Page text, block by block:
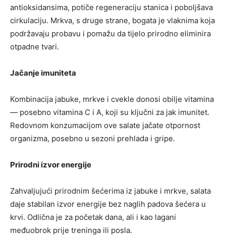
antioksidansima, potiče regeneraciju stanica i poboljšava
cirkulaciju. Mrkva, s druge strane, bogata je vlaknima koja
podržavaju probavu i pomažu da tijelo prirodno eliminira
otpadne tvari.
Jačanje imuniteta
Kombinacija jabuke, mrkve i cvekle donosi obilje vitamina
— posebno vitamina C i A, koji su ključni za jak imunitet.
Redovnom konzumacijom ove salate jačate otpornost
organizma, posebno u sezoni prehlada i gripe.
Prirodni izvor energije
Zahvaljujući prirodnim šećerima iz jabuke i mrkve, salata
daje stabilan izvor energije bez naglih padova šećera u
krvi. Odlična je za početak dana, ali i kao lagani
međuobrok prije treninga ili posla.